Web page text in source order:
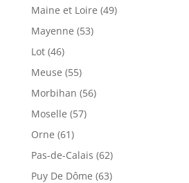
Maine et Loire (49)
Mayenne (53)
Lot (46)
Meuse (55)
Morbihan (56)
Moselle (57)
Orne (61)
Pas-de-Calais (62)
Puy De Dôme (63)